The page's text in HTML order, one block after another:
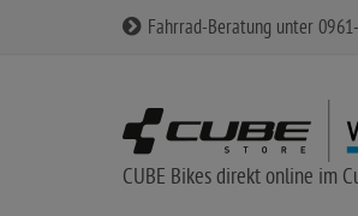
Fahrrad-Beratung unter
CUBE Bikes direkt online im